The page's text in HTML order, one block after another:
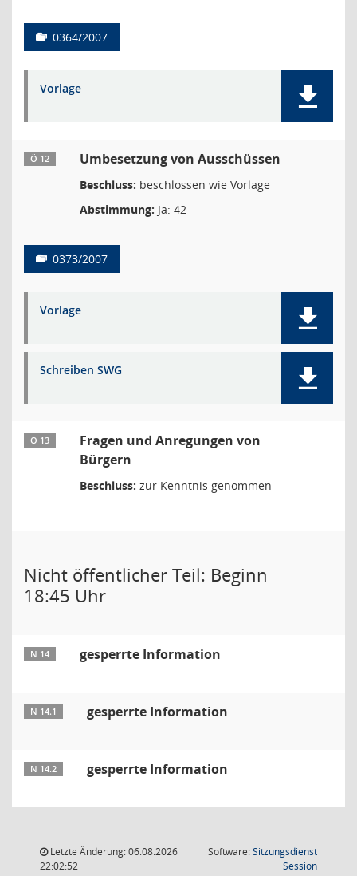
0364/2007
Vorlage
Ö 12 Umbesetzung von Ausschüssen
Beschluss: beschlossen wie Vorlage
Abstimmung: Ja: 42
0373/2007
Vorlage
Schreiben SWG
Ö 13
Fragen und Anregungen von
Bürgern
Beschluss: zur Kenntnis genommen
Nicht öffentlicher Teil: Beginn
18:45 Uhr
N 14 gesperrte Information
N 14.1 gesperrte Information
N 14.2 gesperrte Information
Letzte Änderung: 06.08.2026
22:02:52
Software:Sitzungsdienst
Session(Wird in